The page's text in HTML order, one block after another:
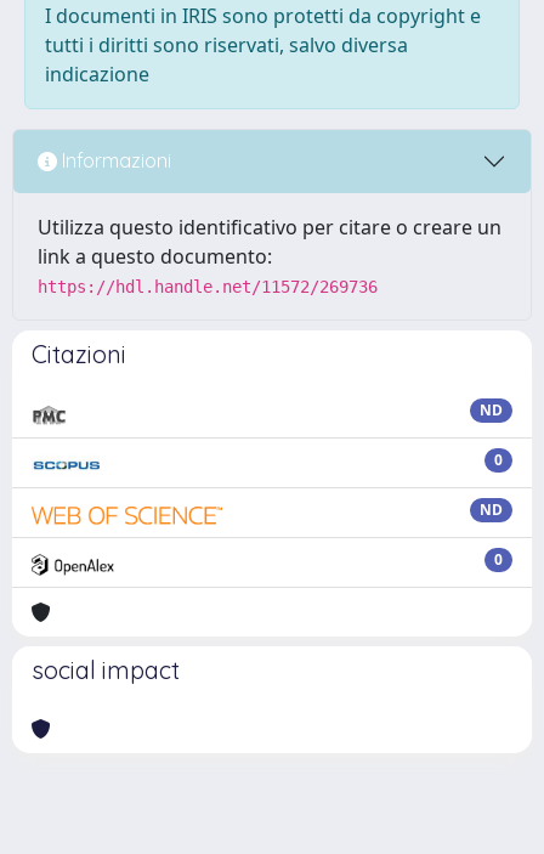
I documenti in IRIS sono protetti da copyright e
tutti i diritti sono riservati, salvo diversa
indicazione
Informazioni
Utilizza questo identificativo per citare o creare un
link a questo documento:
https://hdl.handle.net/11572/269736
Citazioni
ND
0
ND
0
social impact